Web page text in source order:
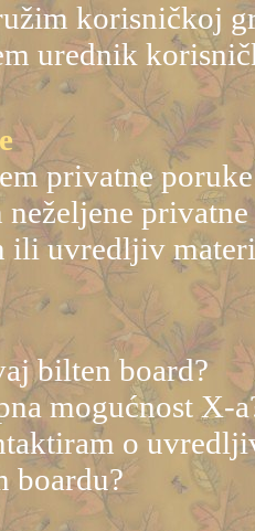
korisničkoj
urednik
privatne
ili uvredljiv
bilten board?
mogućnost X-
o
boardu?